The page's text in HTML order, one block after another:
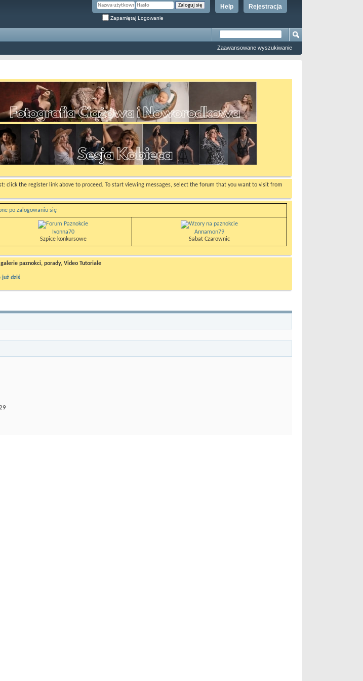
Rejestracja
Help
Zapamiętaj Logowanie
Zaawansowane wyszukiwanie
click the register link above to proceed. To start viewing messages, select the forum that you want to visit from
po zalogowaniu się
Ivonna70
Szpice konkursowe
Annamon79
Sabat Czarownic
paznokci, porady, Video Tutoriale
już dziś